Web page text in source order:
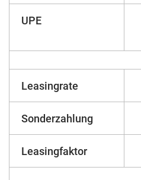
UPE
Leasingrate
Sonderzahlung
Leasingfaktor